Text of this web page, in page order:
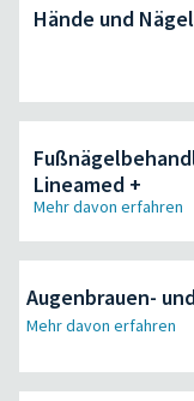
Hände und Nägel
Lineamed +
Mehr davon erfahren
Augenbrauen-
Mehr davon erfahren